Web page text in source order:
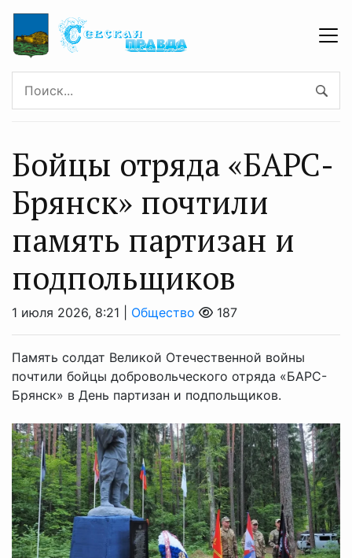
Бойцы отряда «БАРС-
Брянск» почтили
память партизан и
подпольщиков
1 июля 2026, 8:21 | Общество 187
Память солдат Великой Отечественной войны
почтили бойцы добровольческого отряда «БАРС-
Брянск» в День партизан и подпольщиков.